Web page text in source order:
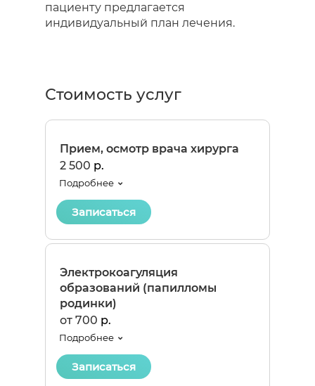
пациенту предлагается
индивидуальный план лечения.
Стоимость услуг
Прием, осмотр врача хирурга
2 500 р.
Подробнее
Записаться
Электрокоагуляция
образований (папилломы
родинки)
от 700 р.
Подробнее
Записаться